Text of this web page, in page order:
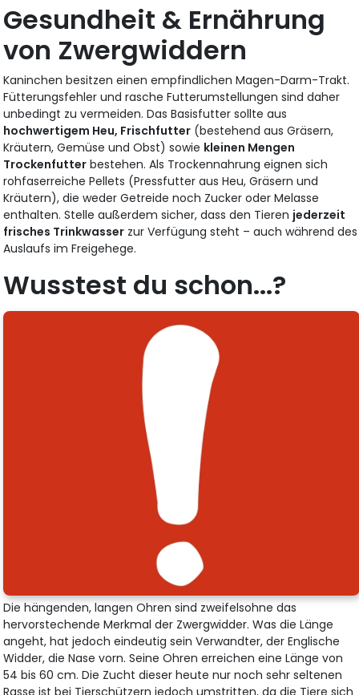
Gesundheit & Ernährung
von Zwergwiddern
Kaninchen besitzen einen empfindlichen Magen-Darm-Trakt.
Fütterungsfehler und rasche Futterumstellungen sind daher
unbedingt zu vermeiden. Das Basisfutter sollte aus
hochwertigem Heu, Frischfutter (bestehend aus Gräsern,
Kräutern, Gemüse und Obst) sowie kleinen Mengen
Trockenfutter bestehen. Als Trockennahrung eignen sich
rohfaserreiche Pellets (Pressfutter aus Heu, Gräsern und
Kräutern), die weder Getreide noch Zucker oder Melasse
enthalten. Stelle außerdem sicher, dass den Tieren jederzeit
frisches Trinkwasser zur Verfügung steht – auch während des
Auslaufs im Freigehege.
Wusstest du schon...?
Die hängenden, langen Ohren sind zweifelsohne das
hervorstechende Merkmal der Zwergwidder. Was die Länge
angeht, hat jedoch eindeutig sein Verwandter, der Englische
Widder, die Nase vorn. Seine Ohren erreichen eine Länge von
54 bis 60 cm. Die Zucht dieser heute nur noch sehr seltenen